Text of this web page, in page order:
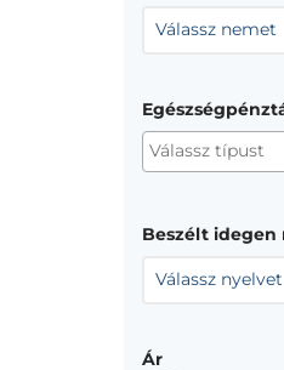
Válassz nemet
Beszélt idegen
Válassz nyelvet
Ár